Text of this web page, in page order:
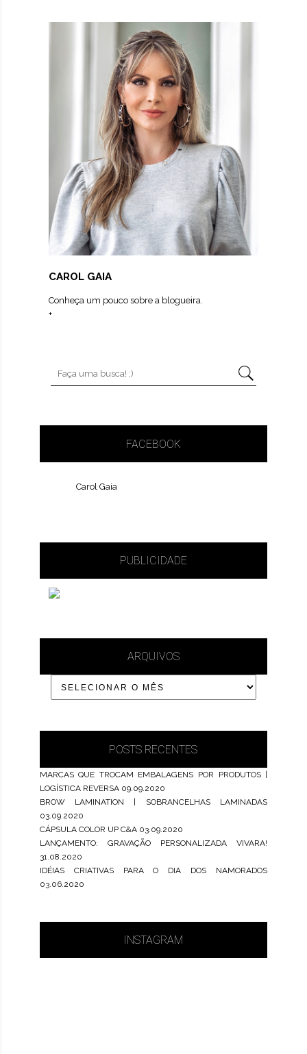
CAROL GAIA
Conheça um pouco sobre a blogueira.
+
FACEBOOK
Carol Gaia
PUBLICIDADE
ARQUIVOS
POSTS RECENTES
MARCAS QUE TROCAM EMBALAGENS POR PRODUTOS |
LOGÍSTICA REVERSA 09.09.2020
BROW LAMINATION | SOBRANCELHAS LAMINADAS
03.09.2020
CÁPSULA COLOR UP C&A 03.09.2020
LANÇAMENTO: GRAVAÇÃO PERSONALIZADA VIVARA!
31.08.2020
IDÉIAS CRIATIVAS PARA O DIA DOS NAMORADOS
03.06.2020
INSTAGRAM